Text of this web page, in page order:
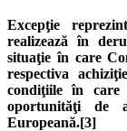
Excepţie
realizează în
situaţie în care
respectiva
condiţiile în care
oportunităţi de
Europeană.[3]